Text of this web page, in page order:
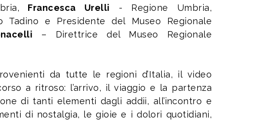
Francesca Urelli - Regione Umbria,
Tadino e Presidente del Museo Regionale
– Direttrice del Museo Regionale
da tutte le regioni d’Italia, il video
a ritroso: l’arrivo, il viaggio e la partenza
di tanti elementi dagli addii, all’incontro e
di nostalgia, le gioie e i dolori quotidiani,